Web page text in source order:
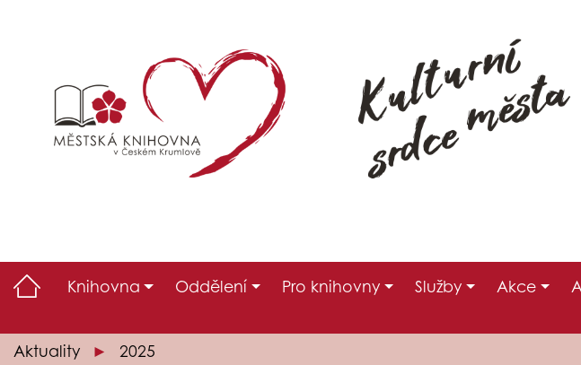
Knihovna Oddělení Pro knihovny Služby Akce
Aktuality 2025